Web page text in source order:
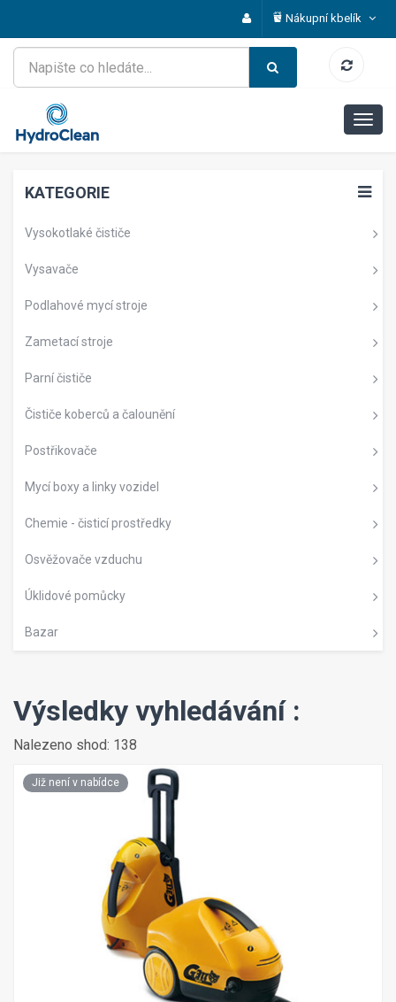
Nákupní kbelík
KATEGORIE
Vysokotlaké čističe
Vysavače
Podlahové mycí stroje
Zametací stroje
Parní čističe
Čističe koberců a čalounění
Postřikovače
Mycí boxy a linky vozidel
Chemie - čisticí prostředky
Osvěžovače vzduchu
Úklidové pomůcky
Bazar
Výsledky vyhledávání :
Nalezeno shod: 138
Již není v nabídce